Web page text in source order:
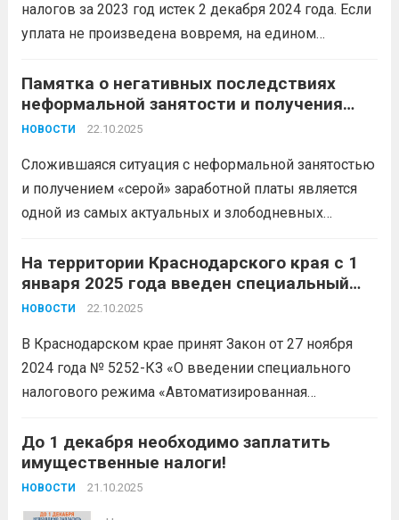
налогов за 2023 год истек 2 декабря 2024 года. Если
уплата не произведена вовремя, на едином
образуется отрицательное сальдо, наличие которого
является основанием для направления ему
требования об уплате задолженности. Сумма долга...
Памятка о негативных последствиях
неформальной занятости и получения
«серой» заработной платы
НОВОСТИ 22.10.2025
Сложившаяся ситуация с неформальной занятостью
и получением «серой» заработной платы является
одной из самых актуальных и злободневных
налогах, многие работодатели «прячут» часть
зарплаты своих наемных работников от
официального оформления. Занятость с устной
На территории Краснодарского края с 1
января 2025 года введен специальный
налоговый режим – АвтоУСН
НОВОСТИ 22.10.2025
В Краснодарском крае принят Закон от 27 ноября
2024 года № 5252-КЗ «О введении специального
налогового режима «Автоматизированная
территории Краснодарского края» (далее – Закон №
5252-КЗ). АвтоУСН подходит небольшим
организациям и предпринимателям. Численность
работников должна быть...
До 1 декабря необходимо заплатить
имущественные налоги!
НОВОСТИ 21.10.2025